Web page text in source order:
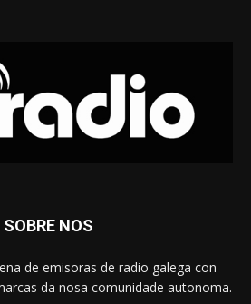
SOBRE NOS
de emisoras de radio galega con
da nosa comunidade autonoma.